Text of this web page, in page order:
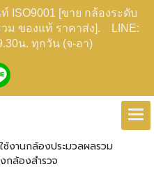
ISO9001 [ขาย กล้องระดับ
ม ของแท้ ราคาส่ง]. LINE:
น. ทุกวัน (จ-อา)
ช้งานกล้องประมวลผลรวม
กล้องสำรวจ